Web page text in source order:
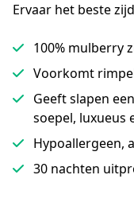
Ervaar het beste
100% mulberry
Voorkomt
Geeft slapen
soepel, luxueus
Hypoallergeen,
30 nachten